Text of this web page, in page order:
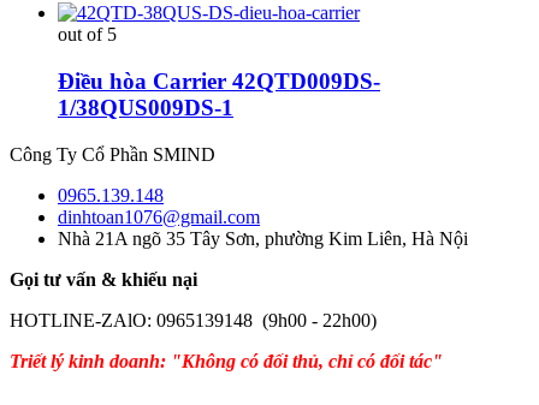
out of 5
Điều hòa Carrier 42QTD009DS-
1/38QUS009DS-1
Công Ty Cổ Phần SMIND
0965.139.148
dinhtoan1076@gmail.com
Nhà 21A ngõ 35 Tây Sơn, phường Kim Liên, Hà Nội
Gọi tư vấn & khiếu nại
HOTLINE-ZAlO: 0965139148 (9h00 - 22h00)
Triết lý kinh doanh: "Không có đối thủ, chỉ có đối tác"